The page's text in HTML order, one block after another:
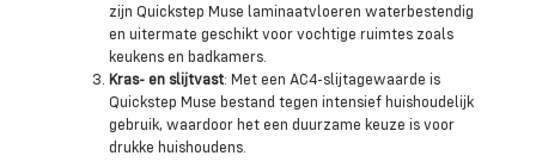
zijn Quickstep Muse laminaatvloeren waterbestendig
en uitermate geschikt voor vochtige ruimtes zoals
keukens en badkamers.
Kras- en slijtvast: Met een AC4-slijtagewaarde is
Quickstep Muse bestand tegen intensief huishoudelijk
gebruik, waardoor het een duurzame keuze is voor
drukke huishoudens.